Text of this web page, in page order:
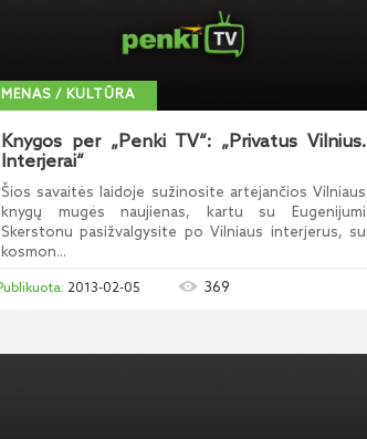
MENAS / KULTŪRA
Knygos per „Penki TV“: „Privatus Vilnius.
Interjerai“
Šios savaitės laidoje sužinosite artėjančios Vilniaus
knygų mugės naujienas, kartu su Eugenijumi
Skerstonu pasižvalgysite po Vilniaus interjerus, su
kosmon...
2013-02-05 369